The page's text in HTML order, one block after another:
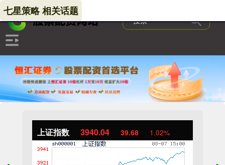
上证指数 3940.04 39.68 1.02%
七星策略 相关话题